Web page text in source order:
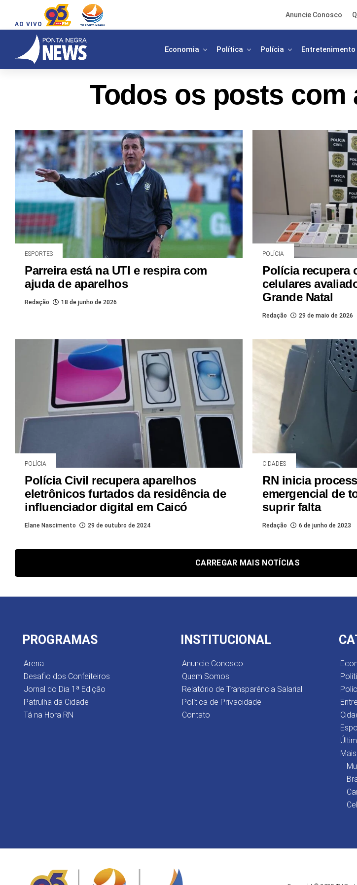
AO VIVO
Anuncie Conosco
Economia Política Polícia Entretenimento
Todos os posts
ESPORTES
Parreira está na UTI e respira com
ajuda de aparelhos
Redação 18 de junho de 2026
POLÍCIA
Polícia recupera
celulares
Grande Natal
Redação 29 de maio de 2026
POLÍCIA
Polícia Civil recupera aparelhos
eletrônicos furtados da residência de
influenciador digital em Caicó
Elane Nascimento 29 de outubro de 2024
CIDADES
RN inicia
emergencial de
suprir falta
Redação 6 de junho de 2023
CARREGAR MAIS NOTÍCIAS
PROGRAMAS
Arena
Desafio dos Confeiteiros
Jornal do Dia 1ª Edição
Patrulha da Cidade
Tá na Hora RN
INSTITUCIONAL
Anuncie Conosco
Quem Somos
Relatório de Transparência Salarial
Política de Privacidade
Contato